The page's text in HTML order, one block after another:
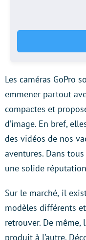
Les caméras GoPro
emmener partout
compactes et
d’image. En bref,
des vidéos de nos
aventures. Dans
une solide
Sur le marché, il
modèles différents
retrouver. De même,
produit à l’autre.